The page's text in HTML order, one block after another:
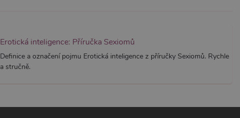
Erotická inteligence: Příručka Sexiomů
Definice a označení pojmu Erotická inteligence z příručky Sexiomů. Rychle
a stručně.